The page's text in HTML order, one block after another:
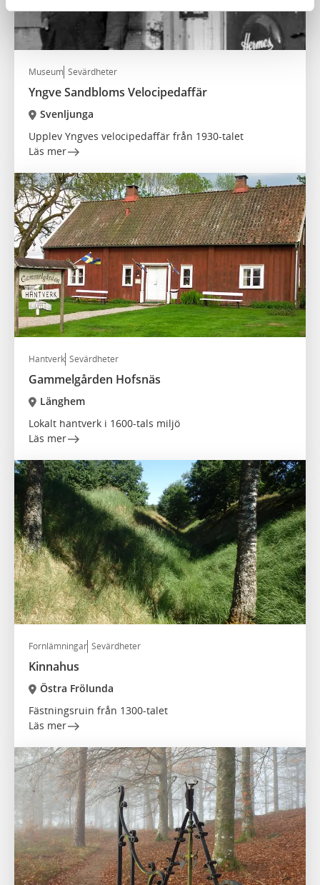
Museum Sevärdheter
Yngve Sandbloms Velocipedaffär
Svenljunga
Upplev Yngves velocipedaffär från 1930-talet
Läs mer
Hantverk Sevärdheter
Gammelgården Hofsnäs
Länghem
Lokalt hantverk i 1600-tals miljö
Läs mer
Fornlämningar Sevärdheter
Kinnahus
Östra Frölunda
Fästningsruin från 1300-talet
Läs mer